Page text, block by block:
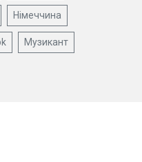
Німеччина
Музикант